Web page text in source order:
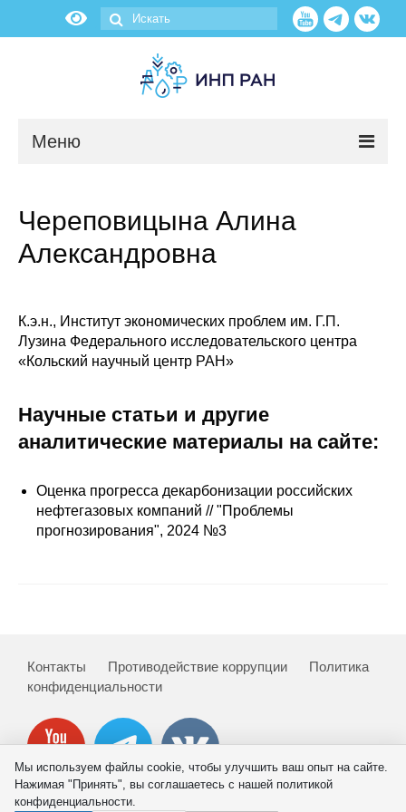
Меню
О нас
Об институте
Научные подразделения
Администрация
Сотрудники
Противодействие коррупции
Издания
О журнале
Номера журналов
Череповицына Алина
Александровна
К.э.н., Институт экономических проблем им. Г.П.
Лузина Федерального исследовательского центра
«Кольский научный центр РАН»
Научные статьи и другие
аналитические материалы на сайте:
Оценка прогресса декарбонизации российских
нефтегазовых компаний // "Проблемы
прогнозирования", 2024 №3
Контакты Противодействие коррупции
Политика
конфиденциальности
Мы используем файлы cookie, чтобы улучшить ваш опыт на сайте.
Нажимая "Принять", вы соглашаетесь с нашей политикой
конфиденциальности.